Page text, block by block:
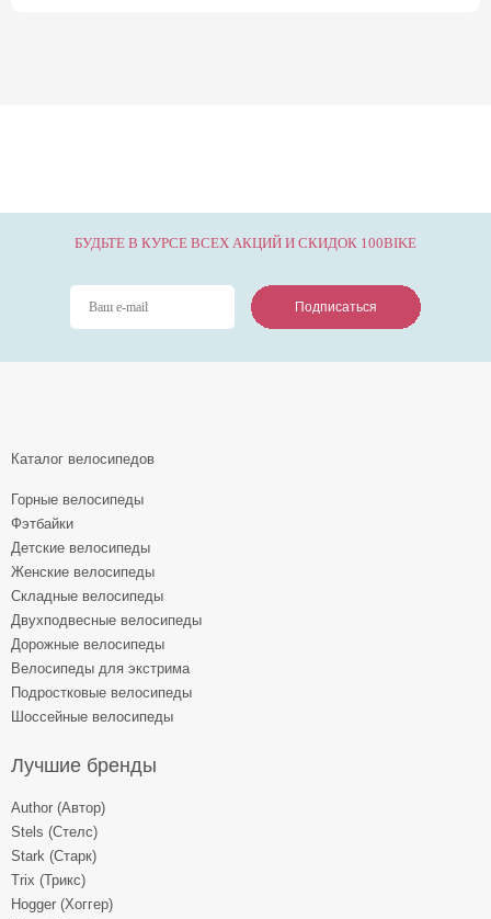
БУДЬТЕ В КУРСЕ ВСЕХ АКЦИЙ И СКИДОК 100BIKE
Подписаться
Подписаться
Подписаться
Каталог велосипедов
Горные велосипеды
Фэтбайки
Детские велосипеды
Женские велосипеды
Складные велосипеды
Двухподвесные велосипеды
Дорожные велосипеды
Велосипеды для экстрима
Подростковые велосипеды
Шоссейные велосипеды
Лучшие бренды
Author (Автор)
Stels (Стелс)
Stark (Старк)
Trix (Трикс)
Hogger (Хоггер)